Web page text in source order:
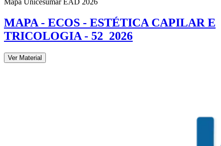
MAPA - ECOS - ESTÉTICA CAPILAR E
TRICOLOGIA - 52_2026
Ver Material